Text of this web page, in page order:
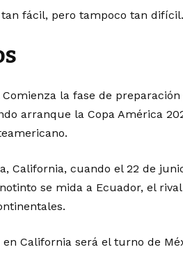
fácil, pero tampoco tan difícil.
la fase de
arranque la Copa América
California, cuando el 22 de
se mida a Ecuador, el
California será el turno de